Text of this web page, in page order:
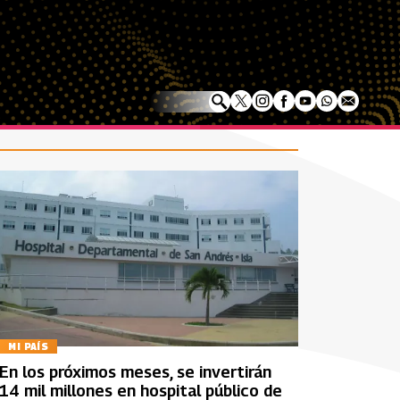
MI PAÍS
En los próximos meses, se invertirán
14 mil millones en hospital público de